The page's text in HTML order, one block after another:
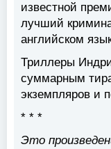
известной
лучший
английском
Триллеры
суммарным
экземпляров и
* * *
Это